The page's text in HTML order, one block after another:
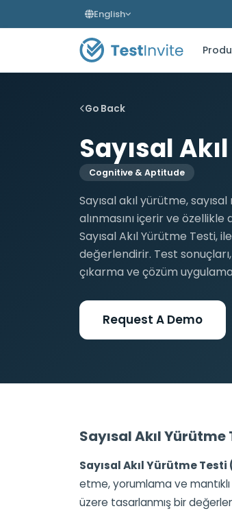
English
Go Back
Sayısal
Cognitive & Aptitude
Sayısal akıl yürütme,
alınmasını içerir ve
Sayısal Akıl Yürütme
değerlendirir. Test
çıkarma ve çözüm
Request A Demo
Sayısal Akıl
Sayısal Akıl Yürütme
etme, yorumlama ve
üzere tasarlanmış bir